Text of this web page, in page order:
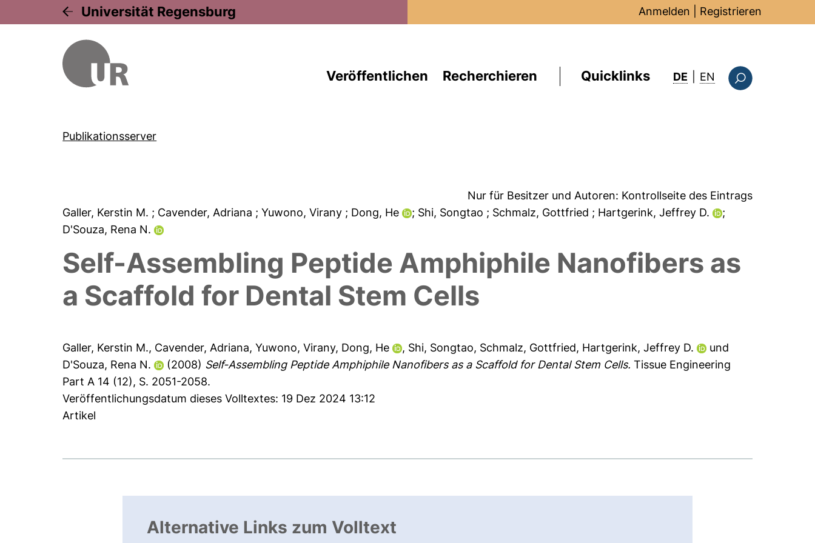
Universität Regensburg Anmelden Registrieren
Veröffentlichen Recherchieren Quicklinks DE EN : this page in
Publikationsserver
Nur für Besitzer und Autoren: Kontrollseite des Eintrags
Galler, Kerstin M. ; Cavender, Adriana ; Yuwono, Virany ; Dong, He ; Shi, Songtao ; Schmalz, Gottfried ; Hartgerink, Jeffrey D.
;
D'Souza, Rena N.
Self-Assembling Peptide Amphiphile Nanofibers as
a Scaffold for Dental Stem Cells
Galler, Kerstin M., Cavender, Adriana,Yuwono, Virany, Dong, He , Shi, Songtao, Schmalz, Gottfried, Hartgerink, Jeffrey D.
und
D'Souza, Rena N.
(2008) Self-Assembling Peptide Amphiphile Nanofibers as a Scaffold for Dental Stem Cells. Tissue Engineering
Part A 14 (12), S. 2051-2058.
Veröffentlichungsdatum dieses Volltextes: 19 Dez 2024 13:12
Artikel
Alternative Links zum Volltext